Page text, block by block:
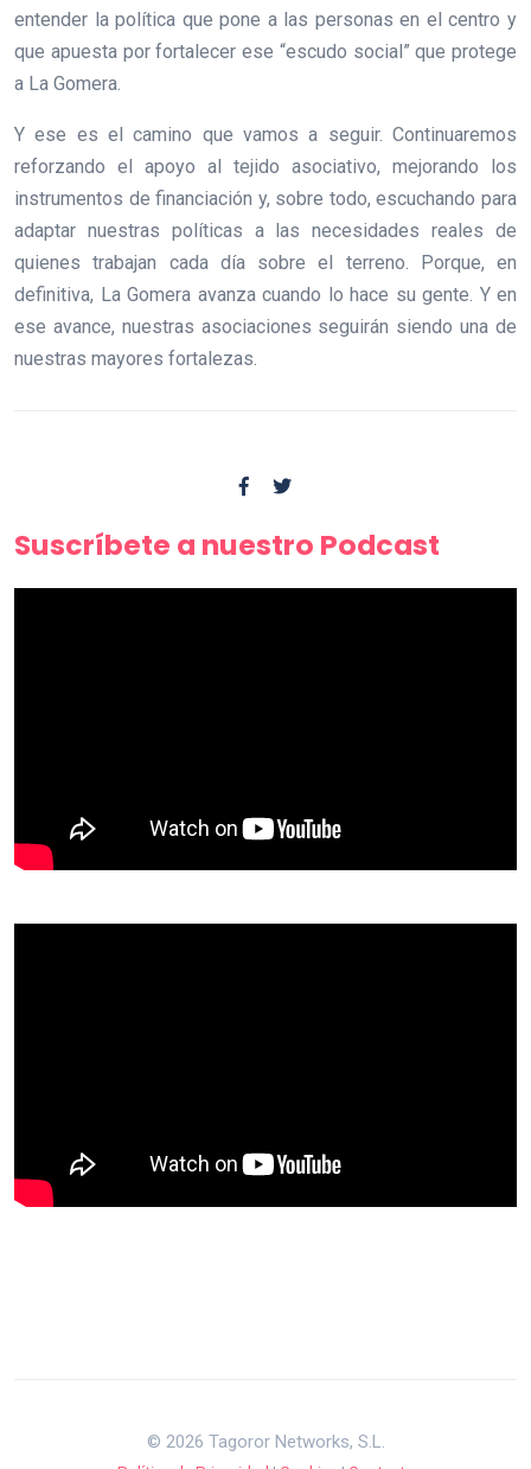
entender la política que pone a las personas en el centro y
que apuesta por fortalecer ese “escudo social” que protege
a La Gomera.
Y ese es el camino que vamos a seguir. Continuaremos
reforzando el apoyo al tejido asociativo, mejorando los
instrumentos de financiación y, sobre todo, escuchando para
adaptar nuestras políticas a las necesidades reales de
quienes trabajan cada día sobre el terreno. Porque, en
definitiva, La Gomera avanza cuando lo hace su gente. Y en
ese avance, nuestras asociaciones seguirán siendo una de
nuestras mayores fortalezas.
Suscríbete a nuestro Podcast
© 2026 Tagoror Networks, S.L.